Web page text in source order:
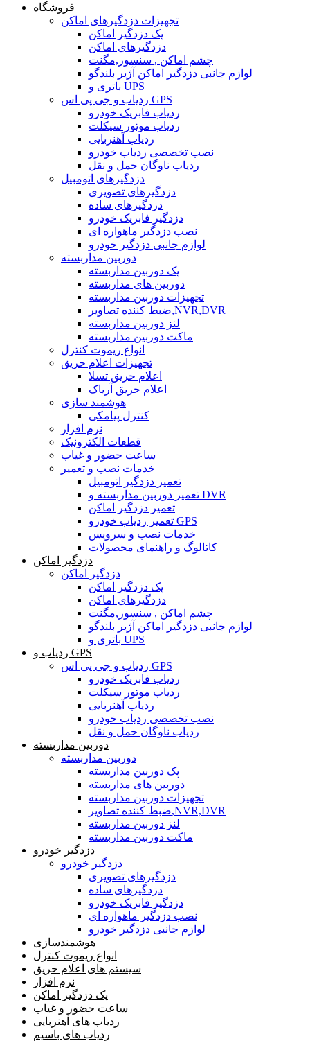
فروشگاه
تجهیزات دزدگیرهای اماکن
پک دزدگیر اماکن
دزدگیرهای اماکن
چشم اماکن , سنسور,مگنت
لوازم جانبی دزدگیر اماکن آژیر بلندگو
باتری و UPS
ردیاب و جی پی اس GPS
ردیاب فابریک خودرو
ردیاب موتور سیکلت
ردیاب آهنربایی
نصب تخصصی ردیاب خودرو
ردیاب ناوگان حمل و نقل
دزدگیرهای اتومبیل
دزدگیرهای تصویری
دزدگیرهای ساده
دزدگیر فابریک خودرو
نصب دزدگیر ماهواره ای
لوازم جانبی دزدگیر خودرو
دوربین مداربسته
پک دوربین مداربسته
دوربین های مداربسته
تجهیزات دوربین مداربسته
ضبط کننده تصاویر,NVR,DVR
لنز دوربین مداربسته
ماکت دوربین مداربسته
انواع ریموت کنترل
تجهیزات اعلام حریق
اعلام حریق تسلا
اعلام حریق آریاک
هوشمند سازی
کنترل پیامکی
نرم افزار
قطعات الکترونیک
ساعت حضور و غیاب
خدمات نصب و تعمیر
تعمیر دزدگیر اتومبیل
تعمیر دوربین مداربسته و DVR
تعمیر دزدگیر اماکن
تعمیر ردیاب خودرو GPS
خدمات نصب و سرویس
کاتالوگ و راهنمای محصولات
دزدگیر اماکن
دزدگیر اماکن
پک دزدگیر اماکن
دزدگیرهای اماکن
چشم اماکن , سنسور,مگنت
لوازم جانبی دزدگیر اماکن آژیر بلندگو
باتری و UPS
ردیاب و GPS
ردیاب و جی پی اس GPS
ردیاب فابریک خودرو
ردیاب موتور سیکلت
ردیاب آهنربایی
نصب تخصصی ردیاب خودرو
ردیاب ناوگان حمل و نقل
دوربین مداربسته
دوربین مداربسته
پک دوربین مداربسته
دوربین های مداربسته
تجهیزات دوربین مداربسته
ضبط کننده تصاویر,NVR,DVR
لنز دوربین مداربسته
ماکت دوربین مداربسته
دزدگیر خودرو
دزدگیر خودرو
دزدگیرهای تصویری
دزدگیرهای ساده
دزدگیر فابریک خودرو
نصب دزدگیر ماهواره ای
لوازم جانبی دزدگیر خودرو
هوشمندسازی
انواع ریموت کنترل
سیستم های اعلام حریق
نرم افزار
پک دزدگیر اماکن
ساعت حضور و غیاب
ردیاب های آهنربایی
ردیاب های باسیم